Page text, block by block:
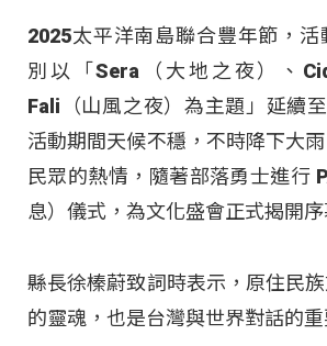
2025太平洋南島聯合豐年節，
別以「Sera（大地之夜）、
Fali（山風之夜）為主題」延續
活動期間天候不穩，不時降下大
民眾的熱情，隨著部落勇士進行
息）儀式，為文化盛會正式揭開序
縣長徐榛蔚致詞時表示，原住民
的靈魂，也是台灣與世界對話的重